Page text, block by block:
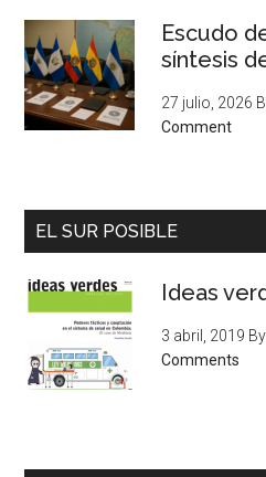
Escudo
síntesis
27 julio, 2026
Comment
EL SUR POSIBLE
Ideas
3 abril, 2019
Comments